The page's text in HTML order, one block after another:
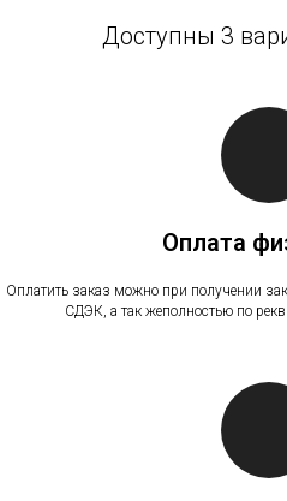
Доступны 3
Оплата
Оплатить заказ можно при получении
СДЭК, а так жеполностью по